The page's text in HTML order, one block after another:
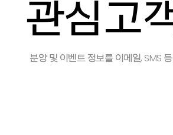
관심고
분양 및 이벤트 정보를 이메일, SMS